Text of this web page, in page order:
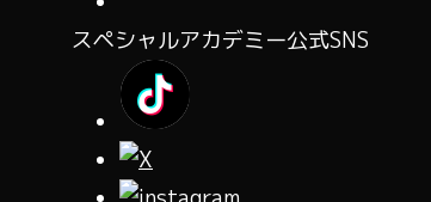
スペシャルアカデミー公式SNS